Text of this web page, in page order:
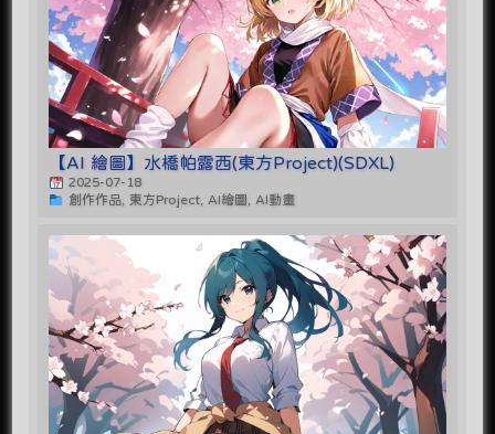
【AI 繪圖】水橋帕露西(東方Project)(SDXL)
2025-07-18
創作作品, 東方Project, AI繪圖, AI動畫